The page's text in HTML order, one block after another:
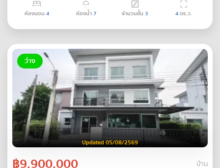
ห้องนอน 4 ห้องน้ำ7 จำนวนชั้น 3 4ตร.ว.
ว่าง
Updated 05/08/2569
฿9,900,000 บ้าน